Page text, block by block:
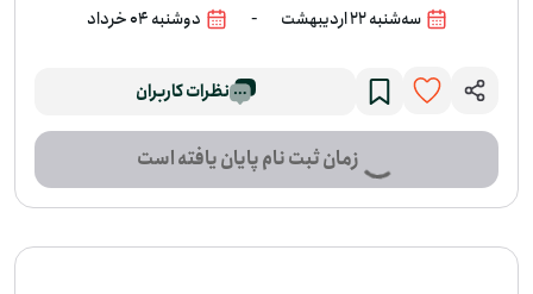
سه‌شنبه 22 اردیبهشت - دوشنبه 04 خرداد
نظرات کاربران
زمان ثبت نام پایان یافته است